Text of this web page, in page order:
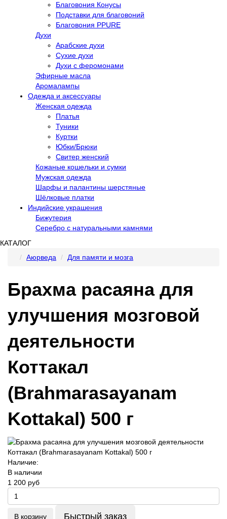
Благовония Конусы
Подставки для благовоний
Благовония PPURE
Духи
Арабские духи
Сухие духи
Духи с феромонами
Эфирные масла
Аромалампы
Одежда и аксессуары
Женская одежда
Платья
Туники
Куртки
Юбки/Брюки
Свитер женский
Кожаные кошельки и сумки
Мужская одежда
Шарфы и палантины шерстяные
Шёлковые платки
Индийские украшения
Бижутерия
Серебро с натуральными камнями
КАТАЛОГ
Аюрведа
Для памяти и мозга
Брахма расаяна для
улучшения мозговой
деятельности
Коттакал
(Brahmarasayanam
Kottakal) 500 г
Наличие:
В наличии
1 200 руб
В корзину Быстрый заказ